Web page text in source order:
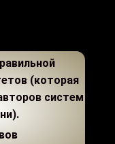
(которая
систем